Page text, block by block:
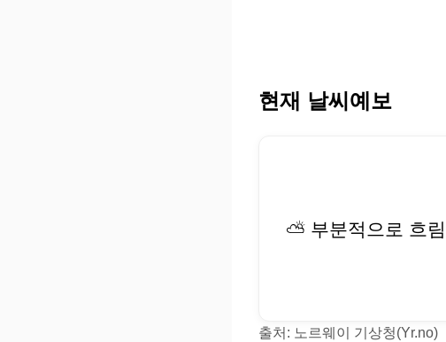
현재 날씨예보
⛅ 부분적으로 흐림
출처: 노르웨이 기상청(Yr.no)